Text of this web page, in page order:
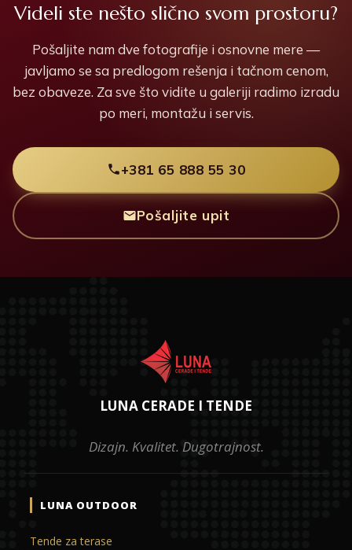
Videli ste nešto slično svom prostoru?
Pošaljite nam dve fotografije i osnovne mere —
javljamo se sa predlogom rešenja i tačnom cenom,
bez obaveze. Za sve što vidite u galeriji radimo izradu
po meri, montažu i servis.
+381 65 888 55 30
Pošaljite upit
LUNA CERADE I TENDE
Dizajn. Kvalitet. Dugotrajnost.
LUNA OUTDOOR
Tende za terase